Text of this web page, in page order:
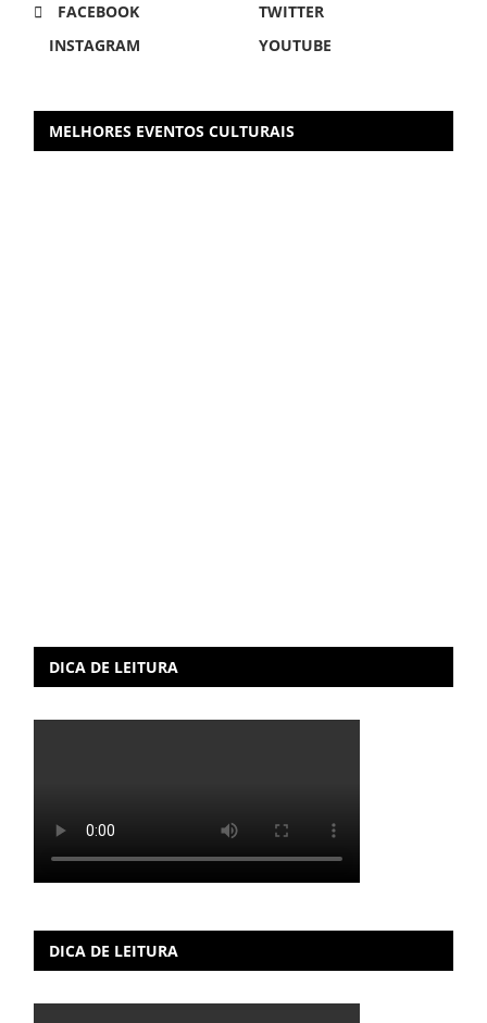
FACEBOOK
TWITTER
INSTAGRAM
YOUTUBE
MELHORES EVENTOS CULTURAIS
DICA DE LEITURA
DICA DE LEITURA